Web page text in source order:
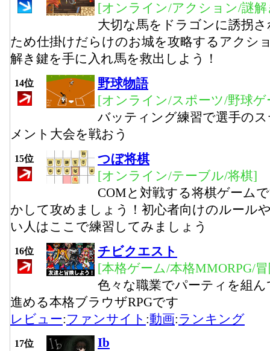
[オンライン/アクション/謎
大切な馬をドラゴンに誘拐
ため仕掛けだらけのお城を攻略するアクシ
解き鍵を手に入れ馬を救出しよう！
14位
野球物語
[オンライン/スポーツ/野球ゲ
バッティング練習で選手の
メント大会を戦おう
15位
つぼ将棋
[オンライン/テーブル/将棋]
COMと対戦する将棋ゲーム
かして攻めましょう！初心者向けのルール
い人はここで練習してみましょう
16位
チビクエスト
[本格ゲーム/本格MMORPG/
色々な職業でパーティを組
進める本格ブラウザRPGです
レビュー:ファンサイト :動画:ランキング
17位
Ib